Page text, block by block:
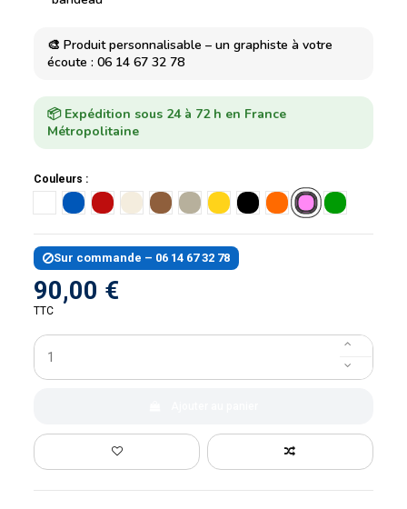
🎨 Produit personnalisable – un graphiste à votre
écoute : 06 14 67 32 78
📦 Expédition sous 24 à 72 h en France
Métropolitaine
Couleurs :
Blanc
Bleu Rouge Sable CaramelGris Jaune Noir OrangeRose Vert
Sur commande – 06 14 67 32 78
90,00 €
TTC